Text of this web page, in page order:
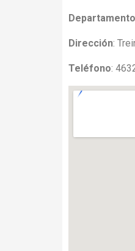
Departamento
Dirección:
Teléfono: